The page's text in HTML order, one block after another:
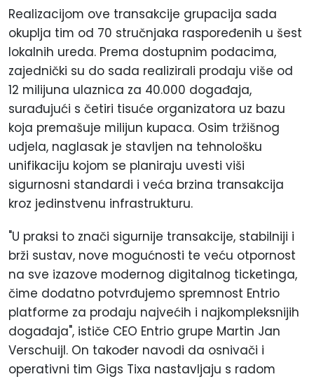
Realizacijom ove transakcije grupacija sada
okuplja tim od 70 stručnjaka raspoređenih u šest
lokalnih ureda. Prema dostupnim podacima,
zajednički su do sada realizirali prodaju više od
12 milijuna ulaznica za 40.000 događaja,
surađujući s četiri tisuće organizatora uz bazu
koja premašuje milijun kupaca. Osim tržišnog
udjela, naglasak je stavljen na tehnološku
unifikaciju kojom se planiraju uvesti viši
sigurnosni standardi i veća brzina transakcija
kroz jedinstvenu infrastrukturu.
"U praksi to znači sigurnije transakcije, stabilniji i
brži sustav, nove mogućnosti te veću otpornost
na sve izazove modernog digitalnog ticketinga,
čime dodatno potvrđujemo spremnost Entrio
platforme za prodaju najvećih i najkompleksnijih
događaja", ističe CEO Entrio grupe Martin Jan
Verschuijl. On također navodi da osnivači i
operativni tim Gigs Tixa nastavljaju s radom